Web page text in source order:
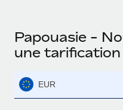
Papouasie -
une
EUR